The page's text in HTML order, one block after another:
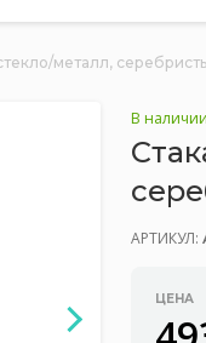
металл,
В наличии
АРТИКУЛ:
ЦЕНА